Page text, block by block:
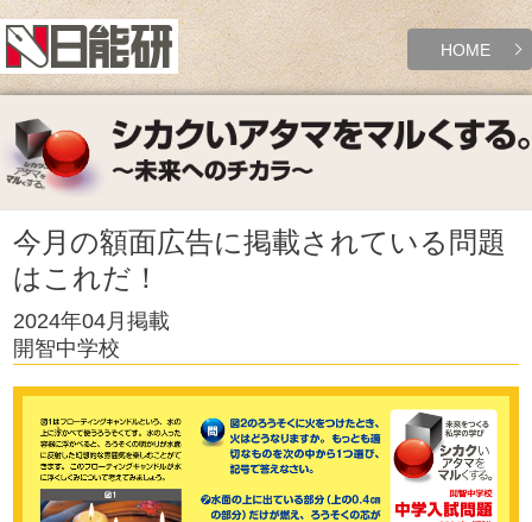
HOME
今月の額面広告に掲載されている問題
はこれだ！
2024年04月掲載
開智中学校